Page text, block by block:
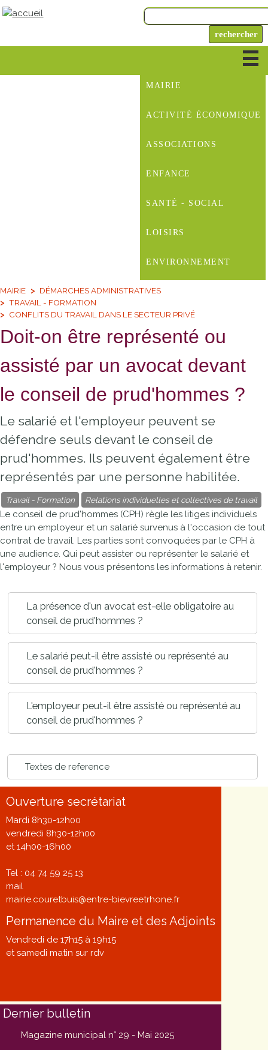
MAIRIE
ACTIVITÉ ÉCONOMIQUE
ASSOCIATIONS
ENFANCE
SANTÉ - SOCIAL
LOISIRS
ENVIRONNEMENT
MAIRIE
DÉMARCHES ADMINISTRATIVES
TRAVAIL - FORMATION
CONFLITS DU TRAVAIL DANS LE SECTEUR PRIVÉ
Doit-on être représenté ou
assisté par un avocat devant
le conseil de prud'hommes ?
Le salarié et l'employeur peuvent se
défendre seuls devant le conseil de
prud'hommes. Ils peuvent également être
représentés par une personne habilitée.
Travail - Formation Relations individuelles et collectives de travail
Le conseil de prud'hommes (CPH) règle les litiges individuels
entre un employeur et un salarié survenus à l'occasion de tout
contrat de travail. Les parties sont convoquées par le CPH à
une audience. Qui peut assister ou représenter le salarié et
l'employeur ? Nous vous présentons les informations à retenir.
La présence d'un avocat est-elle obligatoire au
conseil de prud'hommes ?
Le salarié peut-il être assisté ou représenté au
conseil de prud'hommes ?
L'employeur peut-il être assisté ou représenté au
conseil de prud'hommes ?
Textes de reference
Ouverture secrétariat
Mardi 8h30-12h00
vendredi 8h30-12h00
et 14h00-16h00
Tel : 04 74 59 25 13
mail
mairie.couretbuis@entre-bievreetrhone.fr
Permanence du Maire et des Adjoints
Vendredi de 17h15 à 19h15
et samedi matin sur rdv
Dernier bulletin
Magazine municipal n° 29 - Mai 2025